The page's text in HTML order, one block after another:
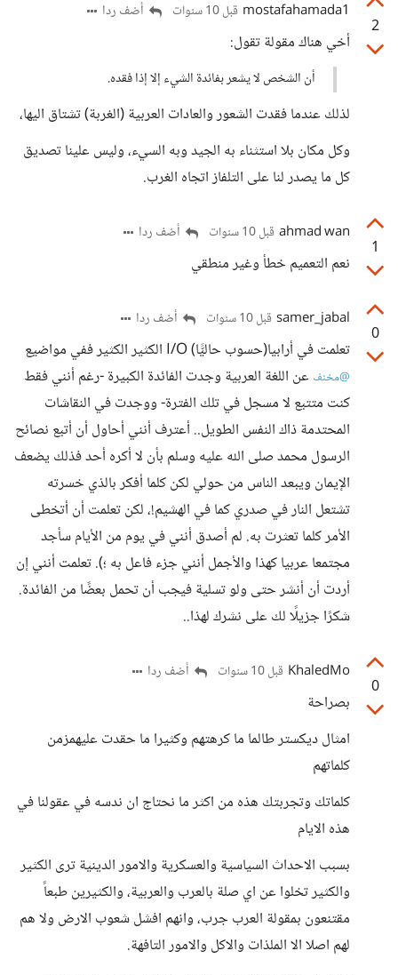
2
mostafahamada1 قبل 10 سنوات أضف ردا
أخي هناك مقولة تقول:
أن الشخص لا يشعر بفائدة الشيء إلا إذا فقده.
لذلك عندما فقدت الشعور والعادات العربية (الغربة) تشتاق اليها،
وكل مكان بلا استثناء به الجيد وبه السيء، وليس علينا تصديق
كل ما يصدر لنا على التلفاز اتجاه الغرب.
1
ahmad wan قبل 10 سنوات أضف ردا
نعم التعميم خطأ وغير منطقي
0
samer_jabal قبل 10 سنوات أضف ردا
تعلمت في أرابيا(حسوب حاليًّا) I/O الكثير الكثير ففي مواضيع
@مخنف عن اللغة العربية وجدت الفائدة الكبيرة -رغم أنني فقط
كنت متتبع لا مسجل في تلك الفترة- ووجدت في النقاشات
المحتدمة ذاك النفس الطويل.. أعترف أنني أحاول أن أتبع نصائح
الرسول محمد صلى الله عليه وسلم بأن لا أكره أحد فذلك يضعف
الإيمان ويبعد الناس من حولي لكن كلما أفكر بالذي خسرته
تشتعل النار في صدري كما في الهشيم!، لكن تعلمت أن أتخطى
الأمر كلما تعثرت به. لم أصدق أنني في يوم من الأيام سأجد
مجتمعا عربيا كهذا والأجمل أنني جزء فاعل به ؛). تعلمت أنني إن
أردت أن أنشر حتى ولو تسلية فيجب أن تحمل بعضًا من الفائدة.
شكرًا جزيلًا لك على نشرك لهذا..
0
KhaledMo قبل 10 سنوات أضف ردا
بصراحة
امثال ديكستر طالما ما كرهتهم وكثيرا ما حقدت عليهمزمن
كلماتهم
كلماتك وتجربتك هذه من اكثر ما نحتاج ان ندسه في عقولنا في
هذه الايام
بسبب الاحداث السياسية والعسكرية والامور الدينية ترى الكثير
والكثير تخلوا عن اي صلة بالعرب والعربية، والكثيرين طبعاً
مقتنعون بمقولة العرب جرب، وانهم افشل شعوب الارض ولا هم
لهم اصلا الا الملذات والاكل والامور التافهة.